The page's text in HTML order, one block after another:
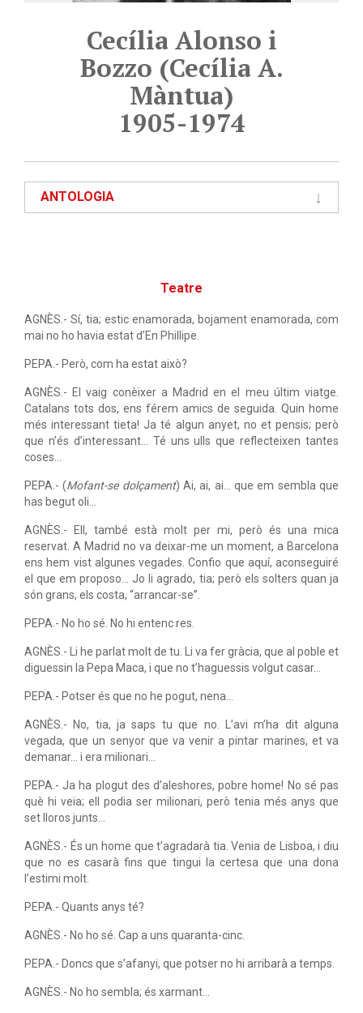
Cecília Alonso i
Bozzo (Cecília A.
Màntua)
1905-1974
ANTOLOGIA
Teatre
AGNÈS.- Sí, tia; estic enamorada, bojament enamorada, com
mai no ho havia estat d’En Phillipe.
PEPA.- Però, com ha estat això?
AGNÈS.- El vaig conèixer a Madrid en el meu últim viatge.
Catalans tots dos, ens férem amics de seguida. Quin home
més interessant tieta! Ja té algun anyet, no et pensis; però
que n’és d’interessant... Té uns ulls que reflecteixen tantes
coses...
PEPA.- (Mofant-se dolçament) Ai, ai, ai... que em sembla que
has begut oli...
AGNÈS.- Ell, també està molt per mi, però és una mica
reservat. A Madrid no va deixar-me un moment, a Barcelona
ens hem vist algunes vegades. Confio que aquí, aconseguiré
el que em proposo... Jo li agrado, tia; però els solters quan ja
són grans, els costa, “arrancar-se”.
PEPA.- No ho sé. No hi entenc res.
AGNÈS.- Li he parlat molt de tu. Li va fer gràcia, que al poble et
diguessin la Pepa Maca, i que no t’haguessis volgut casar...
PEPA.- Potser és que no he pogut, nena...
AGNÈS.- No, tia, ja saps tu que no. L’avi m’ha dit alguna
vegada, que un senyor que va venir a pintar marines, et va
demanar... i era milionari...
PEPA.- Ja ha plogut des d’aleshores, pobre home! No sé pas
què hi veia; ell podia ser milionari, però tenia més anys que
set lloros junts...
AGNÈS.- És un home que t’agradarà tia. Venia de Lisboa, i diu
que no es casarà fins que tingui la certesa que una dona
l’estimi molt.
PEPA.- Quants anys té?
AGNÈS.- No ho sé. Cap a uns quaranta-cinc.
PEPA.- Doncs que s’afanyi, que potser no hi arribarà a temps.
AGNÈS.- No ho sembla; és xarmant...